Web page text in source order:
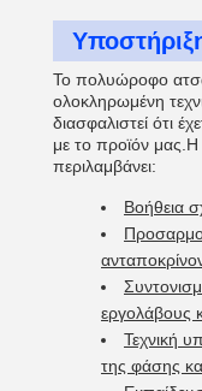
Το πολυώροφο
ολοκληρωμένη
διασφαλιστεί ότι
με το προϊόν μας.Η
περιλαμβάνει:
Βοήθεια
εργολάβους
Τεχνική
της φάσης